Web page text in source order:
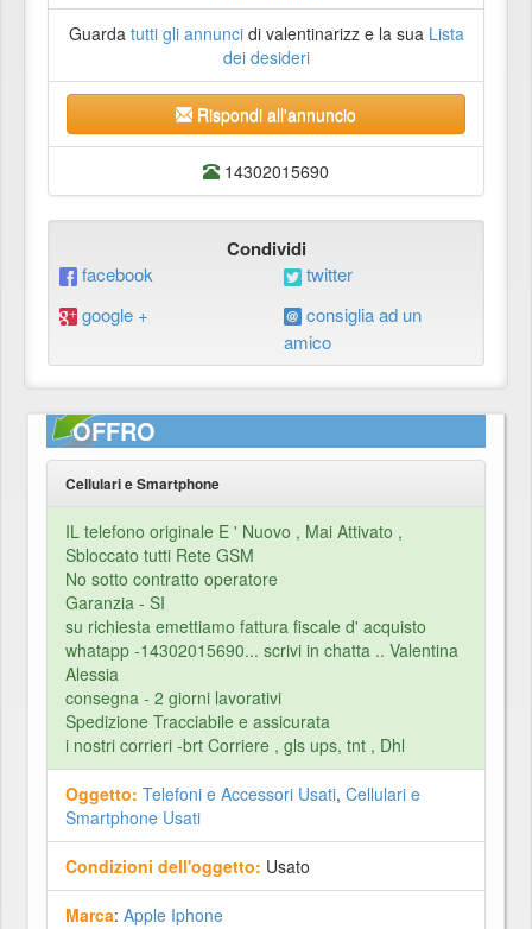
Guarda tutti gli annuncidi valentinarizz e la sua Lista
dei desideri
Rispondi all'annuncio
14302015690
Condividi
facebook
twitter
google +
consiglia ad un
amico
OFFRO
Cellulari e Smartphone
IL telefono originale E ' Nuovo , Mai Attivato ,
Sbloccato tutti Rete GSM
No sotto contratto operatore
Garanzia - SI
su richiesta emettiamo fattura fiscale d' acquisto
whatapp -14302015690... scrivi in chatta .. Valentina
Alessia
consegna - 2 giorni lavorativi
Spedizione Tracciabile e assicurata
i nostri corrieri -brt Corriere , gls ups, tnt , Dhl
Oggetto: Telefoni e Accessori Usati, Cellulari e
Smartphone Usati
Condizioni dell'oggetto: Usato
Marca: Apple Iphone